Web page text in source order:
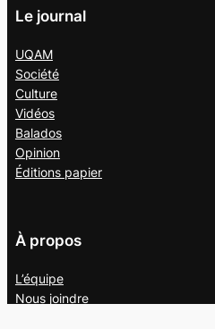
Le journal
UQAM
Société
Culture
Vidéos
Balados
Opinion
Éditions papier
À propos
L’équipe
Nous joindre